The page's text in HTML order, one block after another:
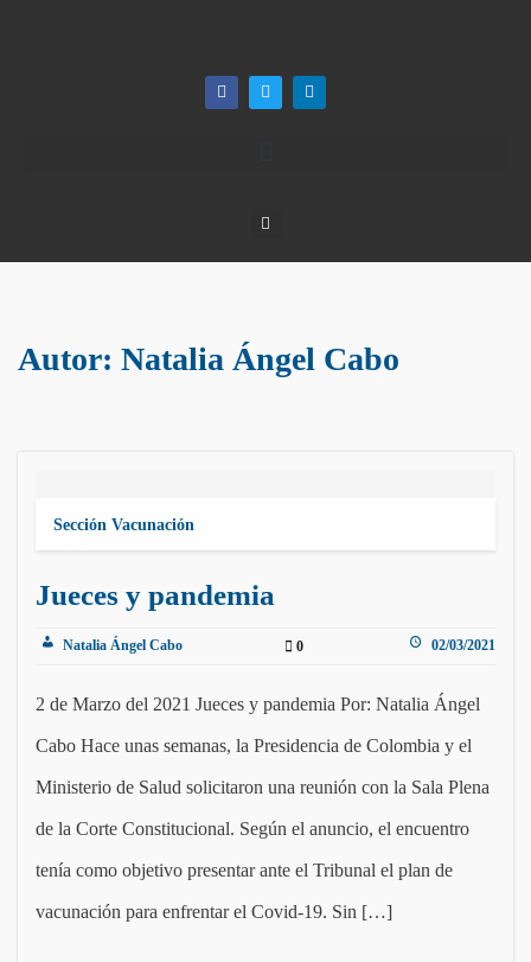
Autor: Natalia Ángel Cabo
Sección Vacunación
Jueces y pandemia
Natalia Ángel Cabo 0 02/03/2021
2 de Marzo del 2021 Jueces y pandemia Por: Natalia Ángel
Cabo Hace unas semanas, la Presidencia de Colombia y el
Ministerio de Salud solicitaron una reunión con la Sala Plena
de la Corte Constitucional. Según el anuncio, el encuentro
tenía como objetivo presentar ante el Tribunal el plan de
vacunación para enfrentar el Covid-19. Sin […]